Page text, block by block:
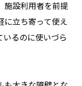
施設利用者を前提
に立ち寄って使え
いるのに使いづら